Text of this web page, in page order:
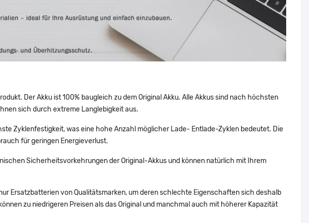
Der Akku ist 100% baugleich zu dem Original Akku. Alle Akkus sind nach höchsten
sich durch extreme Langlebigkeit aus.
Zyklenfestigkeit, was eine hohe Anzahl möglicher Lade- Entlade-Zyklen bedeutet. Die
für geringen Energieverlust.
Sicherheitsvorkehrungen der Original-Akkus und können natürlich mit Ihrem
Ersatzbatterien von Qualitätsmarken, um deren schlechte Eigenschaften sich deshalb
zu niedrigeren Preisen als das Original und manchmal auch mit höherer Kapazität